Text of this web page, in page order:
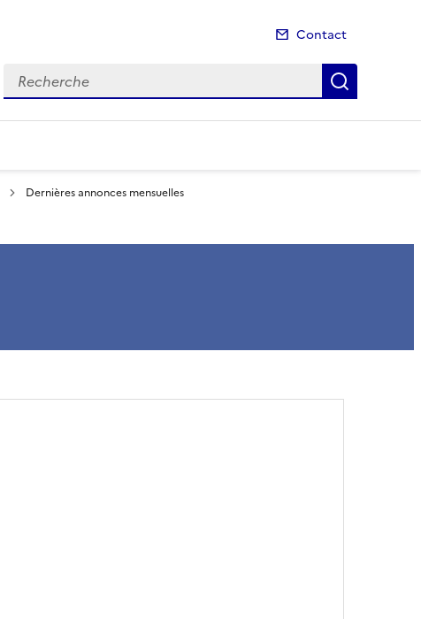
Contact
Recherche
Dernières annonces mensuelles